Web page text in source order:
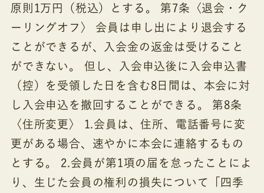
原則1万円（税込）とする。 第7条〈退会・ク
ーリングオフ〉 会員は申し出により退会する
ことができるが、入会金の返金は受けること
ができない。 但し、入会申込後に入会申込書
（控）を受領した日を含む8日間は、本会に対
し入会申込を撤回することができる。 第8条
〈住所変更〉 1.会員は、住所、電話番号に変
更がある場合、速やかに本会に連絡するもの
とする。 2.会員が第1項の届を怠ったことによ
り、生じた会員の権利の損失について「四季